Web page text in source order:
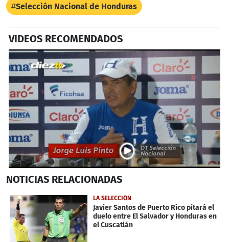
Selección Nacional de Honduras
VIDEOS RECOMENDADOS
seconds
3
minutes,
7
seconds
NOTICIAS RELACIONADAS
LA SELECCIÓN
Javier Santos de Puerto Rico pitará el
duelo entre El Salvador y Honduras en
el Cuscatlán